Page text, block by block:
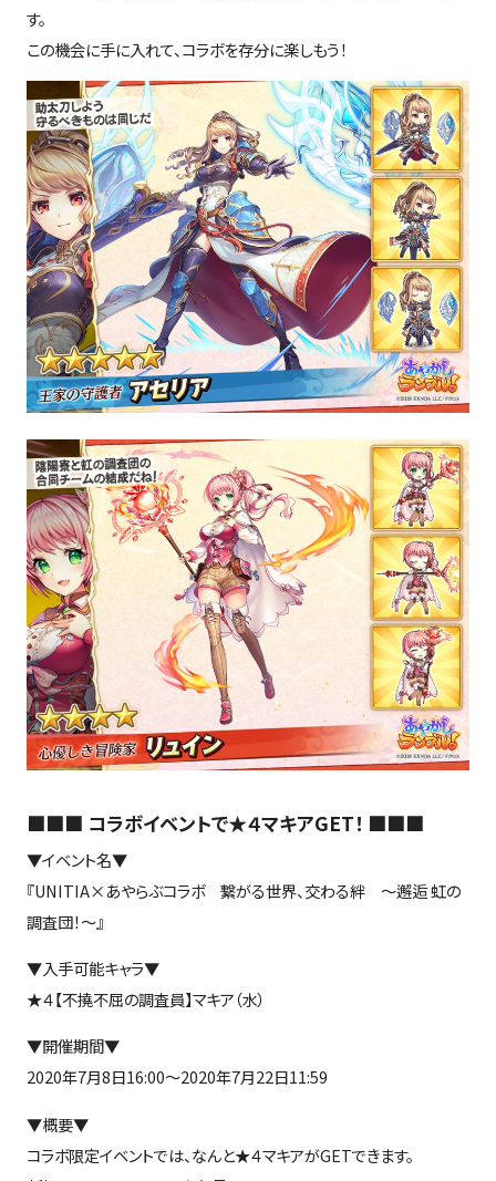
す。
この機会に手に入れて、コラボを存分に楽しもう！
■■■ コラボイベントで★４マキアGET！ ■■■
▼イベント名▼
『UNITIA×あやらぶコラボ 繋がる世界、交わる絆 ～邂逅 虹の
調査団！～』
▼入手可能キャラ▼
★４【不撓不屈の調査員】マキア（水）
▼開催期間▼
2020年7月8日16:00～2020年7月22日11:59
▼概要▼
コラボ限定イベントでは、なんと★４マキアがGETできます。